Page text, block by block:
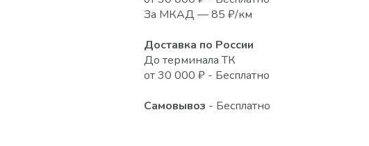
За МКАД — 85 ₽/км
Доставка по России
До терминала ТК
от 30 000 ₽ - Бесплатно
Самовывоз - Бесплатно